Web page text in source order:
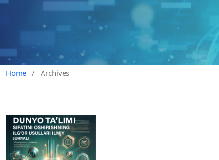
Home / Archives